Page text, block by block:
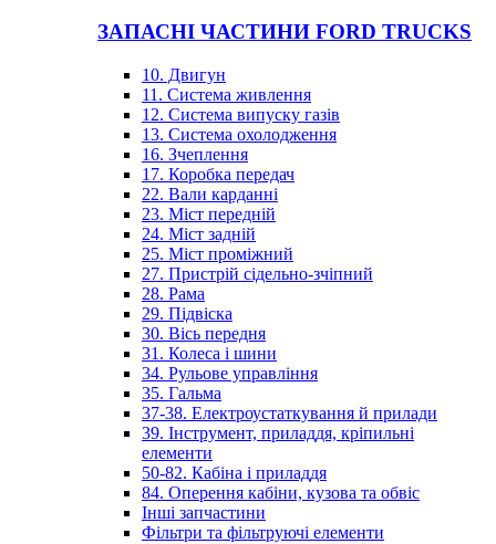
ЗАПАСНІ ЧАСТИНИ FORD TRUCKS
10. Двигун
11. Система живлення
12. Система випуску газів
13. Система охолодження
16. Зчеплення
17. Коробка передач
22. Вали карданні
23. Міст передній
24. Міст задній
25. Міст проміжний
27. Пристрій сідельно-зчіпний
28. Рама
29. Підвіска
30. Вісь передня
31. Колеса і шини
34. Рульове управління
35. Гальма
37-38. Електроустаткування й прилади
39. Інструмент, приладдя, кріпильні
елементи
50-82. Кабіна і приладдя
84. Оперення кабіни, кузова та обвіс
Інші запчастини
Фільтри та фільтруючі елементи